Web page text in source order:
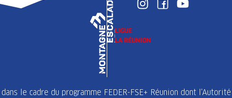
le cadre du programme FEDER-FSE+ Réunion dont